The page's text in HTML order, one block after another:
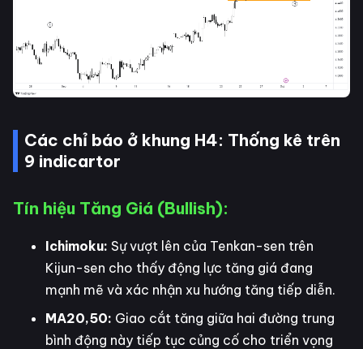
Các chỉ báo ở khung H4: Thống kê trên
9 indicartor
Tín hiệu Tăng Giá (Bullish):
Ichimoku: Sự vượt lên của Tenkan-sen trên
Kijun-sen cho thấy động lực tăng giá đang
mạnh mẽ và xác nhận xu hướng tăng tiếp diễn.
MA20,50: Giao cắt tăng giữa hai đường trung
bình động này tiếp tục củng cố cho triển vọng